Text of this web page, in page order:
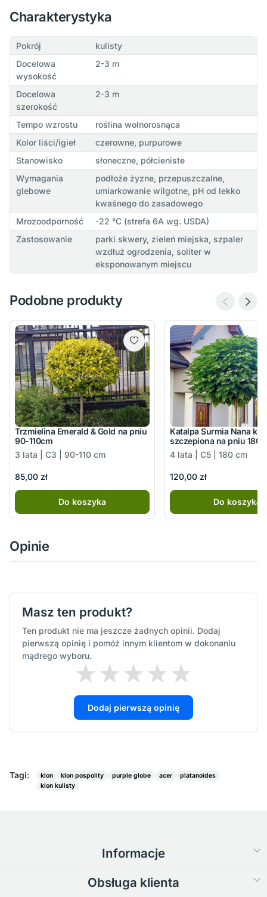
Charakterystyka
Pokrój
kulisty
Docelowa
wysokość
2-3 m
Docelowa
szerokość
2-3 m
Tempo wzrostu
roślina wolnorosnąca
Kolor liści/igieł
czerowne, purpurowe
Stanowisko
słoneczne, półcieniste
Wymagania
glebowe
podłoże żyzne, przepuszczalne,
umiarkowanie wilgotne, pH od lekko
kwaśnego do zasadowego
Mrozoodporność
-22 °C (strefa 6A wg. USDA)
Zastosowanie
parki skwery, zieleń miejska, szpaler
wzdłuż ogrodzenia, soliter w
eksponowanym miejscu
Podobne produkty
Trzmielina Emerald & Gold na pniu
90-110cm
3 lata | C3 | 90-110 cm
85,00 zł
Do koszyka
Katalpa Surmia Nana
szczepiona na pniu
4 lata | C5 | 180 cm
120,00 zł
Do koszyka
Opinie
Masz ten produkt?
Ten produkt nie ma jeszcze żadnych opinii. Dodaj
pierwszą opinię i pomóż innym klientom w dokonaniu
mądrego wyboru.
Dodaj pierwszą opinię
Tagi: klon klon pospolity purple globe acer
platanoides
klon kulisty
Informacje
Obsługa klienta